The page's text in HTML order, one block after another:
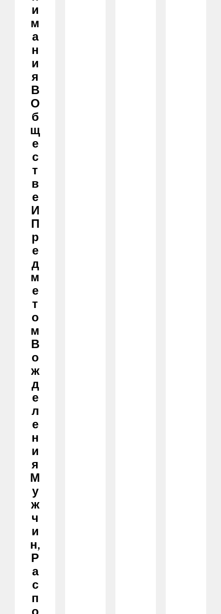
И
М
А
Н
И
Я
В
О
Б
Щ
Е
С
Т
В
Е
И
П
Р
Е
Д
М
Е
Т
О
М
В
О
Ж
Д
Е
Л
Е
Н
И
Я
М
У
Ж
Ч
И
Н,
Р
А
С
П